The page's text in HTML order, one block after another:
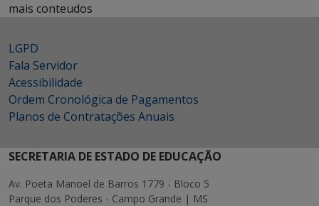
mais conteudos
LGPD
Fala Servidor
Acessibilidade
Ordem Cronológica de Pagamentos
Planos de Contratações Anuais
SECRETARIA DE ESTADO DE EDUCAÇÃO
Av. Poeta Manoel de Barros 1779 - Bloco 5
Parque dos Poderes - Campo Grande | MS